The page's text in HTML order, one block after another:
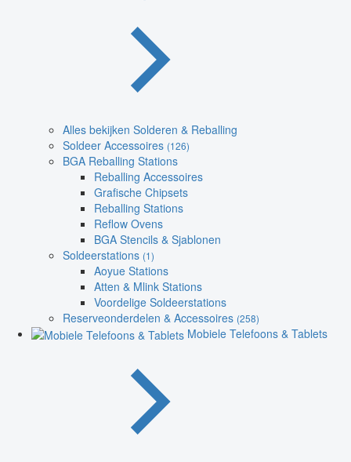
Alles bekijken Solderen & Reballing
Soldeer Accessoires (126)
BGA Reballing Stations
Reballing Accessoires
Grafische Chipsets
Reballing Stations
Reflow Ovens
BGA Stencils & Sjablonen
Soldeerstations (1)
Aoyue Stations
Atten & Mlink Stations
Voordelige Soldeerstations
Reserveonderdelen & Accessoires (258)
Mobiele Telefoons & Tablets